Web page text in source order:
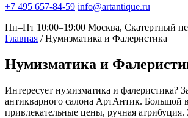
+7 495 657-84-59 info@artantique.ru
Пн–Пт 10:00–19:00 Москва, Скатертный
Главная / Нумизматика и Фалеристика
Нумизматика и
Интересует нумизматика и фалеристика?
антикварного салона АртАнтик. Большой
привлекательные цены, ручная атрибуция.